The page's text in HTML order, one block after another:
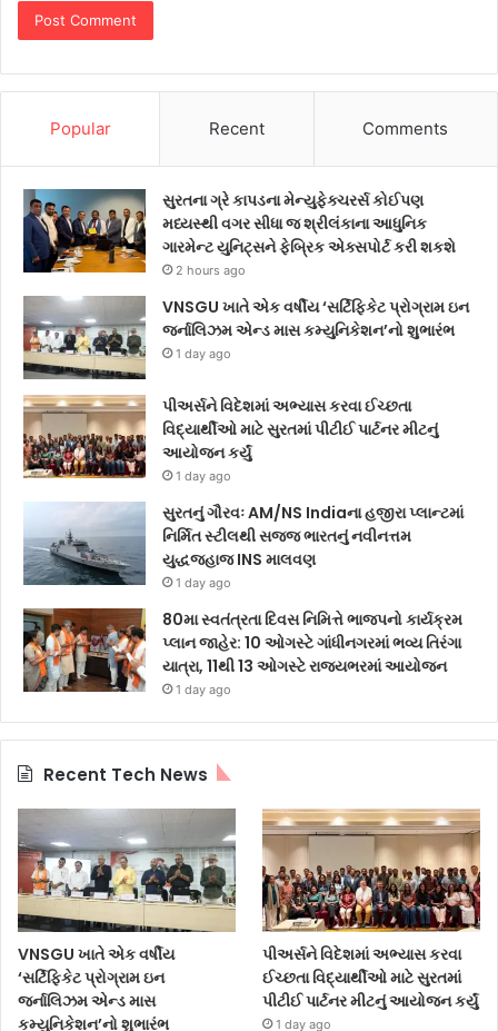
Popular Recent Comments
સુરતના ગ્રે કાપડના મેન્યુફેક્ચરર્સ કોઈપણ
મધ્યસ્થી વગર સીધા જ શ્રીલંકાના આધુનિક
ગારમેન્ટ યુનિટ્સને ફેબ્રિક એક્સપોર્ટ કરી શકશે
2 hours ago
VNSGU ખાતે એક વર્ષીય ‘સર્ટિફિકેટ પ્રોગ્રામ ઇન
જર્નાલિઝમ એન્ડ માસ કમ્યુનિકેશન’નો શુભારંભ
1 day ago
પીઅર્સને વિદેશમાં અભ્યાસ કરવા ઈચ્છતા
વિદ્યાર્થીઓ માટે સુરતમાં પીટીઈ પાર્ટનર મીટનું
આયોજન કર્યું
1 day ago
સુરતનું ગૌરવઃ AM/NS Indiaના હજીરા પ્લાન્ટમાં
નિર્મિત સ્ટીલથી સજ્જ ભારતનું નવીનત્તમ
યુદ્ધજહાજ INS માલવણ
1 day ago
80મા સ્વતંત્રતા દિવસ નિમિત્તે ભાજપનો કાર્યક્રમ
પ્લાન જાહેર: 10 ઓગસ્ટે ગાંધીનગરમાં ભવ્ય તિરંગા
યાત્રા, 11થી 13 ઓગસ્ટે રાજ્યભરમાં આયોજન
1 day ago
Recent Tech News
VNSGU ખાતે એક વર્ષીય
‘સર્ટિફિકેટ પ્રોગ્રામ ઇન
જર્નાલિઝમ એન્ડ માસ
કમ્યુનિકેશન’નો શુભારંભ
પીઅર્સને વિદેશમાં અભ્યાસ કરવા
ઈચ્છતા વિદ્યાર્થીઓ માટે સુરતમાં
પીટીઈ પાર્ટનર મીટનું આયોજન કર્યું
1 day ago